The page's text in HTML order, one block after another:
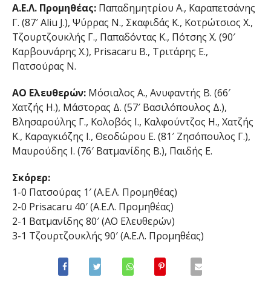
A.E.Λ. Προμηθέας:Παπαδημητρίου Α., Καραπετσάνης
Γ. (87′ Aliu J.), Ψύρρας Ν., Σκαφιδάς Κ., Κοτρώτσιος Χ.,
Τζουρτζουκλής Γ., Παπαδόντας Κ., Πότσης Χ. (90′
Καρβουνάρης Χ.), Prisacaru B., Τριτάρης Ε.,
Πατσούρας Ν.
ΑΟ Ελευθερών: Μόσιαλος Α., Ανυφαντής Β. (66′
Χατζής Η.), Μάστορας Δ. (57′ Βασιλόπουλος Δ.),
Βλησαρούλης Γ., Κολοβός Ι., Καλφούντζος Η., Χατζής
Κ., Καραγκιόζης Ι., Θεοδώρου Ε. (81′ Ζησόπουλος Γ.),
Μαυρούδης Ι. (76′ Βατμανίδης Β.), Παιδής Ε.
Σκόρερ:
1-0 Πατσούρας 1′ (Α.Ε.Λ. Προμηθέας)
2-0 Prisacaru 40′ (Α.Ε.Λ. Προμηθέας)
2-1 Βατμανίδης 80′ (ΑΟ Ελευθερών)
3-1 Τζουρτζουκλής 90′ (Α.Ε.Λ. Προμηθέας)